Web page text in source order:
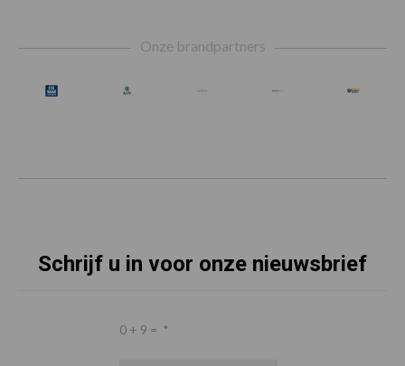
Onze brandpartners
Schrijf u in voor onze nieuwsbrief
0 + 9 = *